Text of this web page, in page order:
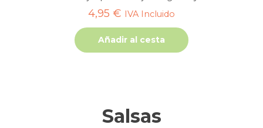
4,95 € IVA Incluido
Añadir al cesta
Salsas